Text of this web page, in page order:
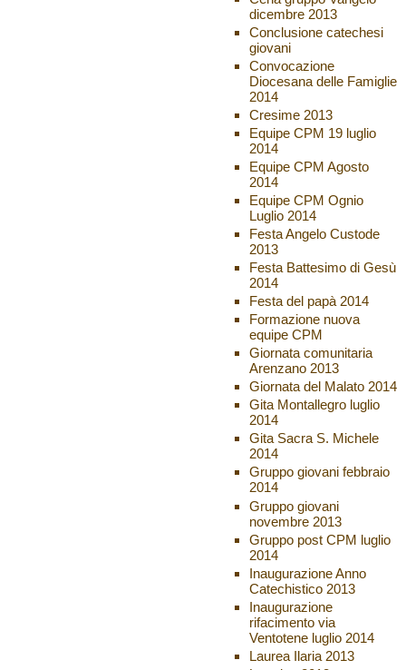
dicembre 2013
Conclusione catechesi
giovani
Convocazione
Diocesana delle Famiglie
2014
Cresime 2013
Equipe CPM 19 luglio
2014
Equipe CPM Agosto
2014
Equipe CPM Ognio
Luglio 2014
Festa Angelo Custode
2013
Festa Battesimo di Gesù
2014
Festa del papà 2014
Formazione nuova
equipe CPM
Giornata comunitaria
Arenzano 2013
Giornata del Malato 2014
Gita Montallegro luglio
2014
Gita Sacra S. Michele
2014
Gruppo giovani febbraio
2014
Gruppo giovani
novembre 2013
Gruppo post CPM luglio
2014
Inaugurazione Anno
Catechistico 2013
Inaugurazione
rifacimento via
Ventotene luglio 2014
Laurea Ilaria 2013